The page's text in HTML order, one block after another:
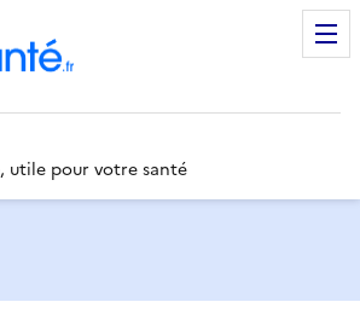
utile pour votre santé